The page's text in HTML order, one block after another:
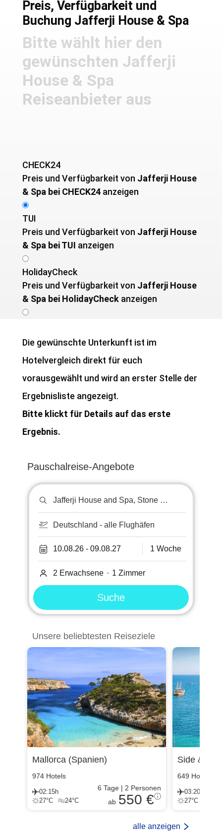
Preis, Verfügbarkeit und
Buchung Jafferji House & Spa
Bitte wählt hier den
gewünschten Jafferji
House & Spa
Reiseanbieter aus
CHECK24
Preis und Verfügbarkeit von ­ Jafferji House
& Spa bei CHECK24 anzeigen
TUI
Preis und Verfügbarkeit von ­ Jafferji House
& Spa bei TUI anzeigen
HolidayCheck
Preis und Verfügbarkeit von ­ Jafferji House
& Spa bei HolidayCheck anzeigen
Die gewünschte Unterkunft ist im
Hotelvergleich direkt für euch
vorausgewählt und wird an erster Stelle der
Ergebnisliste angezeigt.
Bitte klickt für Details auf das erste
Ergebnis.